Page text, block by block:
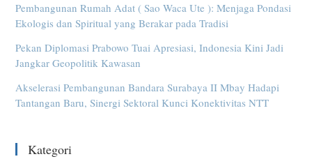
Pembangunan Rumah Adat ( Sao Waca Ute ): Menjaga Pondasi
Ekologis dan Spiritual yang Berakar pada Tradisi
Pekan Diplomasi Prabowo Tuai Apresiasi, Indonesia Kini Jadi
Jangkar Geopolitik Kawasan
Akselerasi Pembangunan Bandara Surabaya II Mbay Hadapi
Tantangan Baru, Sinergi Sektoral Kunci Konektivitas NTT
Kategori